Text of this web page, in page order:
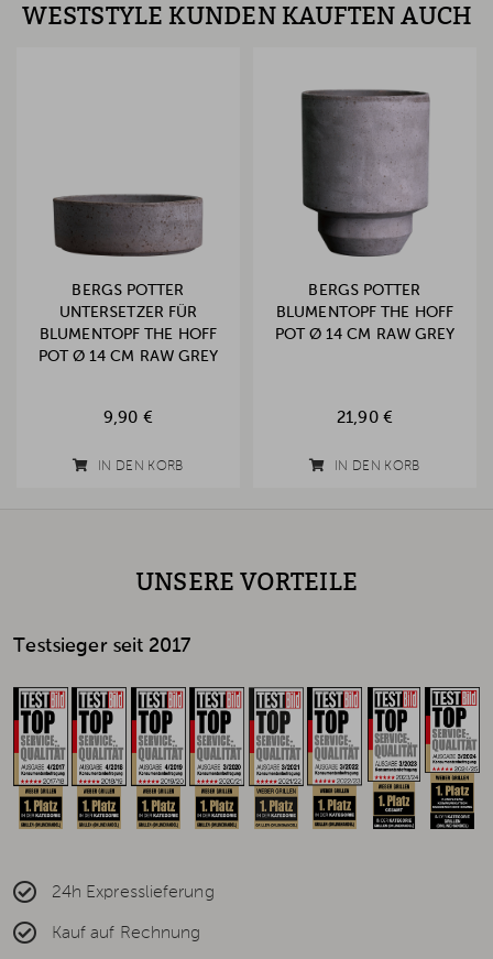
WESTSTYLE KUNDEN KAUFTEN AUCH
BERGS POTTER
UNTERSETZER FÜR
BLUMENTOPF THE HOFF
POT Ø 14 CM RAW GREY
9,90 €
IN DEN KORB
BERGS POTTER
BLUMENTOPF THE HOFF
POT Ø 14 CM RAW GREY
21,90 €
IN DEN KORB
UNSERE VORTEILE
Testsieger seit 2017
24h Expresslieferung
Kauf auf Rechnung